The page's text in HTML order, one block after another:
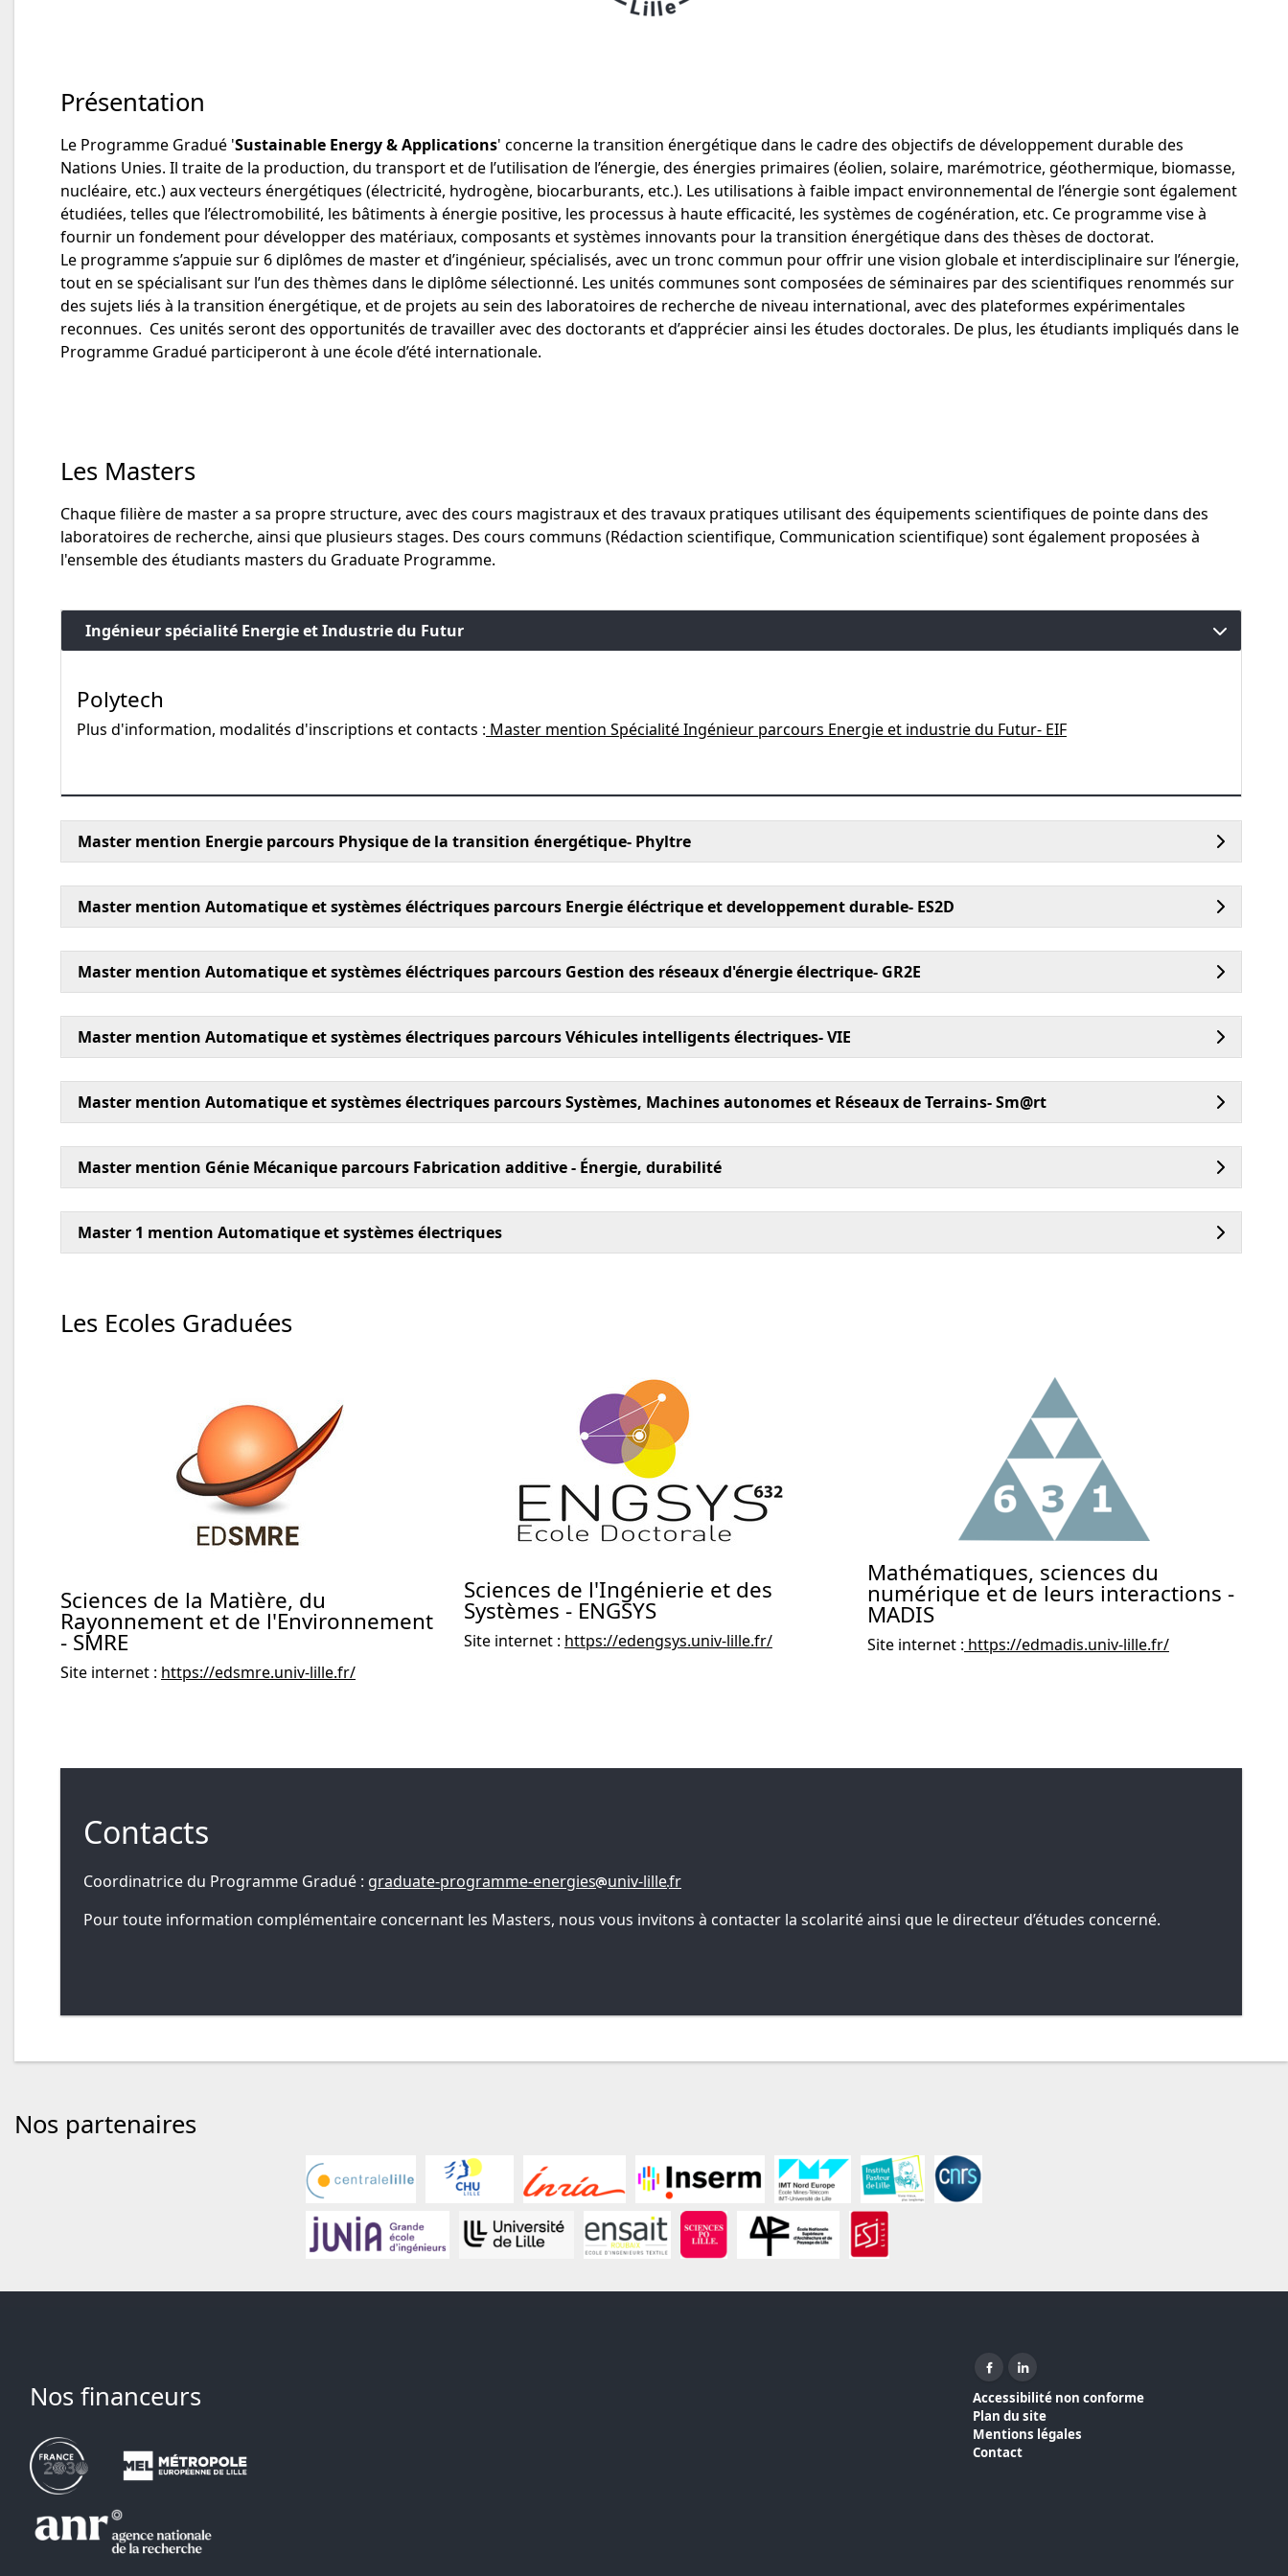
Présentation
Le Programme Gradué 'Sustainable Energy & Applications' concerne la transition énergétique dans le cadre des objectifs de développement durable des
Nations Unies. Il traite de la production, du transport et de l’utilisation de l’énergie, des énergies primaires (éolien, solaire, marémotrice, géothermique, biomasse,
nucléaire, etc.) aux vecteurs énergétiques (électricité, hydrogène, biocarburants, etc.). Les utilisations à faible impact environnemental de l’énergie sont également
étudiées, telles que l’électromobilité, les bâtiments à énergie positive, les processus à haute efficacité, les systèmes de cogénération, etc. Ce programme vise à
fournir un fondement pour développer des matériaux, composants et systèmes innovants pour la transition énergétique dans des thèses de doctorat.
Le programme s’appuie sur 6 diplômes de master et d’ingénieur, spécialisés, avec un tronc commun pour offrir une vision globale et interdisciplinaire sur l’énergie,
tout en se spécialisant sur l’un des thèmes dans le diplôme sélectionné. Les unités communes sont composées de séminaires par des scientifiques renommés sur
des sujets liés à la transition énergétique, et de projets au sein des laboratoires de recherche de niveau international, avec des plateformes expérimentales
reconnues. Ces unités seront des opportunités de travailler avec des doctorants et d’apprécier ainsi les études doctorales. De plus, les étudiants impliqués dans le
Programme Gradué participeront à une école d’été internationale.
Les Masters
Chaque filière de master a sa propre structure, avec des cours magistraux et des travaux pratiques utilisant des équipements scientifiques de pointe dans des
laboratoires de recherche, ainsi que plusieurs stages. Des cours communs (Rédaction scientifique, Communication scientifique) sont également proposées à
l'ensemble des étudiants masters du Graduate Programme.
Ingénieur spécialité Energie et Industrie du Futur
Polytech
Plus d'information, modalités d'inscriptions et contacts : Master mention Spécialité Ingénieur parcours Energie et industrie du Futur- EIF
Master mention Energie parcours Physique de la transition énergétique- Phyltre
Master mention Automatique et systèmes éléctriques parcours Energie éléctrique et developpement durable- ES2D
Master mention Automatique et systèmes éléctriques parcours Gestion des réseaux d'énergie électrique- GR2E
Master mention Automatique et systèmes électriques parcours Véhicules intelligents électriques- VIE
Master mention Automatique et systèmes électriques parcours Systèmes, Machines autonomes et Réseaux de Terrains- Sm@rt
Master mention Génie Mécanique parcours Fabrication additive - Énergie, durabilité
Master 1 mention Automatique et systèmes électriques
Les Ecoles Graduées
Sciences de la Matière, du
Rayonnement et de l'Environnement
- SMRE
Site internet : https://edsmre.univ-lille.fr/
Sciences de l'Ingénierie et des
Systèmes - ENGSYS
Site internet : https://edengsys.univ-lille.fr/
Mathématiques, sciences du
numérique et de leurs interactions -
MADIS
Site internet : https://edmadis.univ-lille.fr/
Contacts
Coordinatrice du Programme Gradué : graduate-programme-energies univ-lillefr
Pour toute information complémentaire concernant les Masters, nous vous invitons à contacter la scolarité ainsi que le directeur d’études concerné.
Nos partenaires
Nos financeurs
Facebook ( nouvelle fenêtre)
Linkedin ( nouvelle fenêtre)
Accessibilité non conforme
Plan du site
Mentions légales
Contact